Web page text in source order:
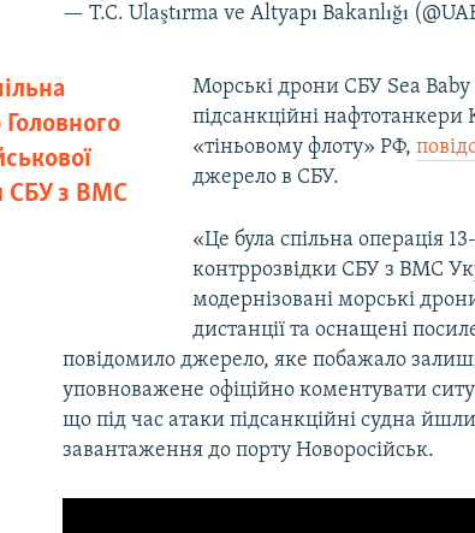
— T.C. Ulaştırma ve Altyapı Bakanlığı
СБУ з ВМС
Морські дрони СБУ Sea
підсанкційні
«тіньовому флоту» РФ,
джерело в СБУ.
«Це була спільна операція
контррозвідки СБУ з ВМС
модернізовані морські
дистанції та оснащені
повідомило джерело, яке побажало
уповноважене офіційно коментувати
що під час атаки підсанкційні судна
завантаження до порту Новоросійськ.